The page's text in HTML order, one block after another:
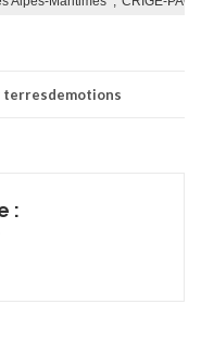
terresdemotions
: